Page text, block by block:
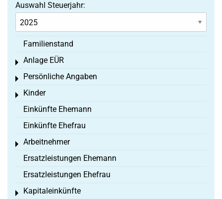
Auswahl Steuerjahr:
Familienstand
Anlage EÜR
Toggle menu
Persönliche Angaben
Toggle menu
Kinder
Toggle menu
Einkünfte Ehemann
Einkünfte Ehefrau
Arbeitnehmer
Toggle menu
Ersatzleistungen Ehemann
Ersatzleistungen Ehefrau
Kapitaleinkünfte
Toggle menu